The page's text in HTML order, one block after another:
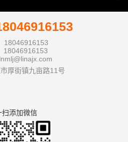
18046916153
18046916153
厚街镇九亩路11号
扫添加微信